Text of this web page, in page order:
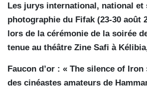
Les jurys international, national et
photographie du Fifak (23-30 août
lors de la cérémonie de la soirée
tenue au théâtre Zine Safi à
Faucon d’or : « The silence of
des cinéastes amateurs de